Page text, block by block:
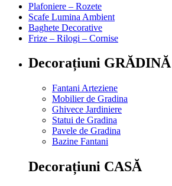
Plafoniere – Rozete
Scafe Lumina Ambient
Baghete Decorative
Frize – Rilogi – Cornise
Decorațiuni GRĂDINĂ
Fantani Arteziene
Mobilier de Gradina
Ghivece Jardiniere
Statui de Gradina
Pavele de Gradina
Bazine Fantani
Decorațiuni CASĂ